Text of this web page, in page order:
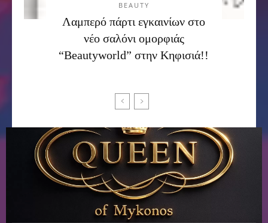
BEAUTY
Λαμπερό πάρτι εγκαινίων στο
νέο σαλόνι ομορφιάς
“Beautyworld” στην Κηφισιά!!